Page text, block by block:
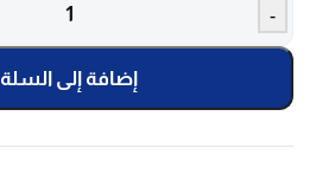
-
إضافة إلى السلة